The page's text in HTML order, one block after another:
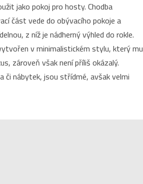
jako pokoj pro hosty. Chodba
část vede do obývacího pokoje a
z níž je nádherný výhled do rokle.
v minimalistickém stylu, který mu
zároveň však není příliš okázalý.
či nábytek, jsou střídmé, avšak velmi